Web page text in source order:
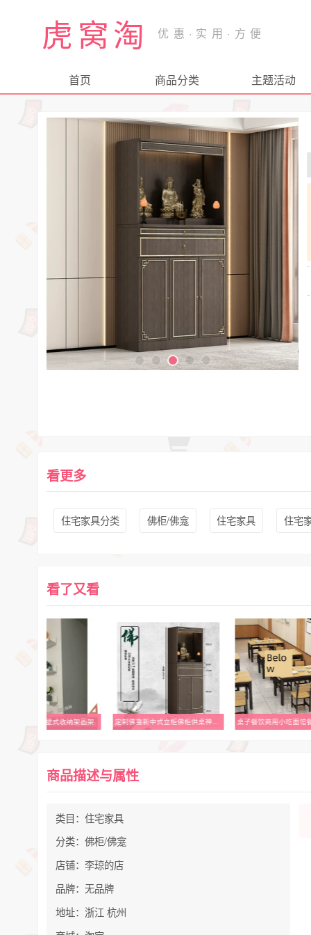
虎窝淘
首页 商品分类 主题活动
看更多
住宅家具分类 佛柜/佛龛 住宅家具 住宅
看了又看
家正品莫兰达壁式收纳架画架 定制佛龛新中式立柜佛柜供桌神龛佛台家用现代观音财神爷柜子
商品描述与属性
类目：住宅家具
分类：佛柜/佛龛
店铺：李琼的店
品牌：无品牌
地址：浙江 杭州